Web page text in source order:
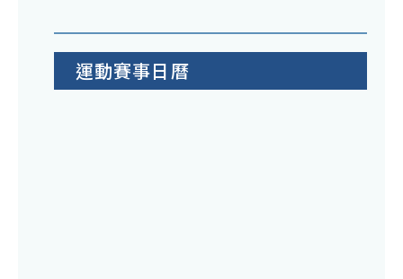
運動賽事日曆